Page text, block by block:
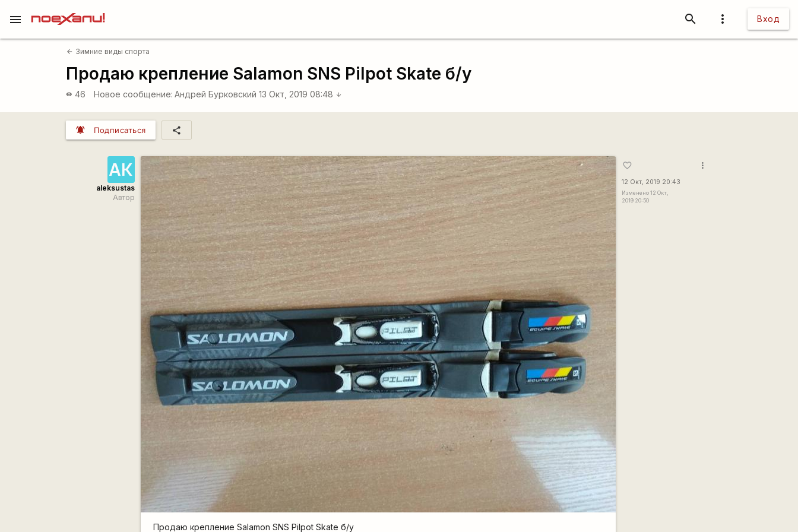
more_vert Вход
search
menu
arrow_back Зимние виды спорта
Продаю крепление Salamon SNS Pilpot Skate б/у
visibility 46 Новое сообщение: Андрей Бурковский 13 Окт, 2019 08:48 arrow_downward
notifications_active Подписаться share
АК
aleksustas
Автор
Продаю крепление Salamon SNS Pilpot Skate б/у
favorite_border
12 Окт, 2019 20:43
Изменено 12 Окт,
2019 20:50
more_vert